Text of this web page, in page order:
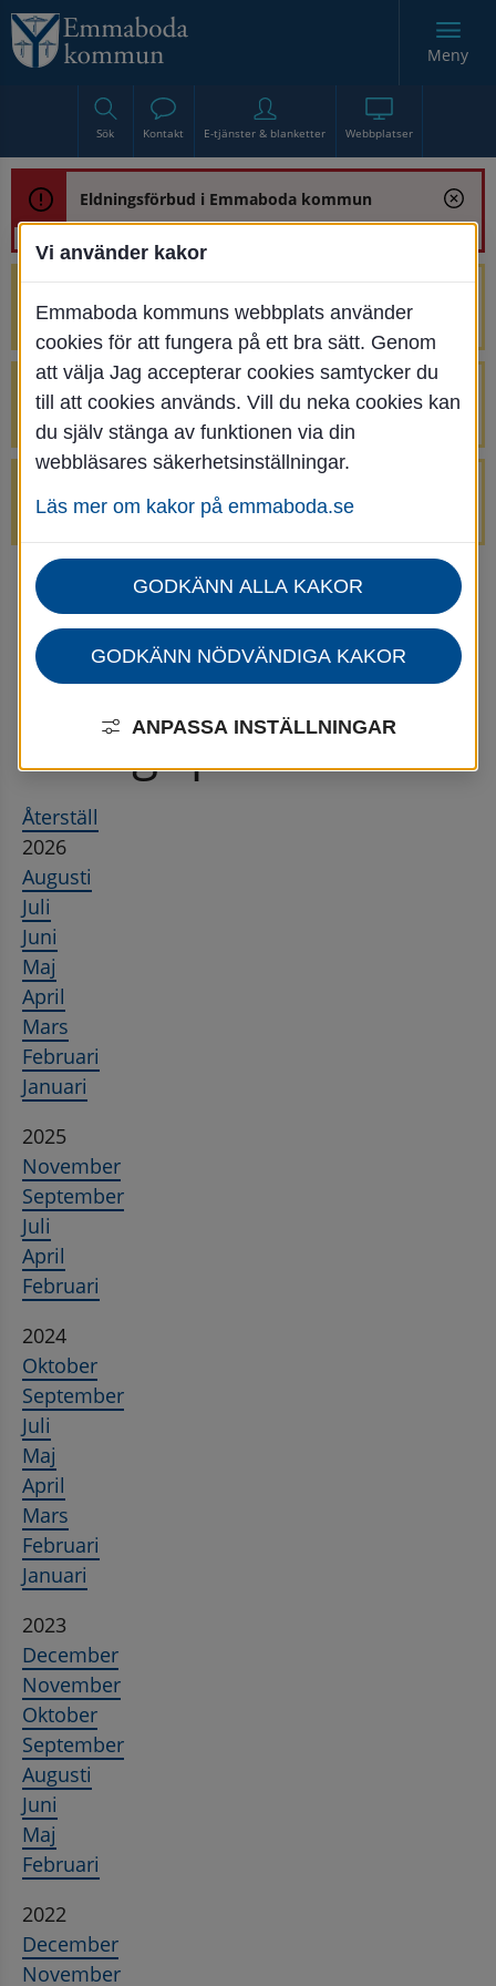
Sök Kontakt E-tjänster & blanketter Webbplatser
Meny
Eldningsförbud i Emmaboda kommun
renoveringen av Bjurbäcksbron
Tillfälliga avstängningar på Centrumtorget
v. 25-34
avstängda.
Startsida
Nyheter Övergripande
Nyhetsarkiv Övergripande
Nyhetsarkiv
Övergripande
Återställ
2026
Augusti
Juli
Juni
Maj
April
Mars
Februari
Januari
2025
November
September
Juli
April
Februari
2024
Oktober
September
Juli
Maj
April
Mars
Februari
Januari
2023
December
November
Oktober
September
Augusti
Juni
Maj
Februari
2022
December
November
Vi använder kakor
Emmaboda kommuns webbplats använder
cookies för att fungera på ett bra sätt. Genom
att välja Jag accepterar cookies samtycker du
till att cookies används. Vill du neka cookies kan
du själv stänga av funktionen via din
webbläsares säkerhetsinställningar.
Läs mer om kakor på emmaboda.se
GODKÄNN ALLA KAKOR
GODKÄNN NÖDVÄNDIGA KAKOR
ANPASSA INSTÄLLNINGAR